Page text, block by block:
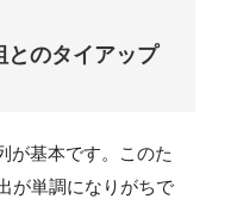
とのタイアップ
が基本です。このた
が単調になりがちで